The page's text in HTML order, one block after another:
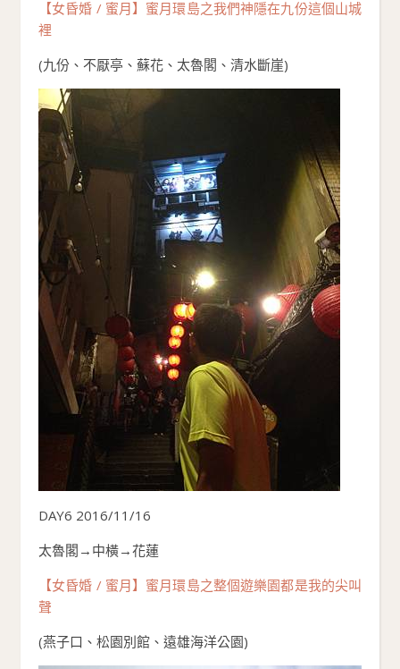
【女昏婚 / 蜜月】蜜月環島之我們神隱在九份這個山城
裡
(九份、不厭亭、蘇花、太魯閣、清水斷崖)
DAY6 2016/11/16
太魯閣→中橫→花蓮
【女昏婚 / 蜜月】蜜月環島之整個遊樂園都是我的尖叫
聲
(燕子口、松園別館、遠雄海洋公園)